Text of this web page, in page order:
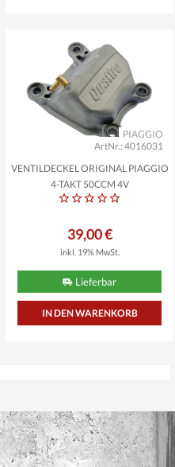
ArtNr.: 4016031
PIAGGIO
VENTILDECKEL ORIGINAL PIAGGIO
4-TAKT 50CCM 4V
39,00 €
inkl. 19% MwSt.
Lieferbar